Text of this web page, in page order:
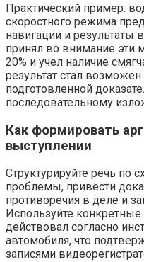
Практический пример:
скоростного режима
навигации и результаты
принял во внимание эти
20% и учел наличие
результат стал возможен
подготовленной
последовательному
Как формировать
выступлении
Структурируйте речь по
проблемы, привести
противоречия в деле и
Используйте
действовал согласно
автомобиля, что
записями